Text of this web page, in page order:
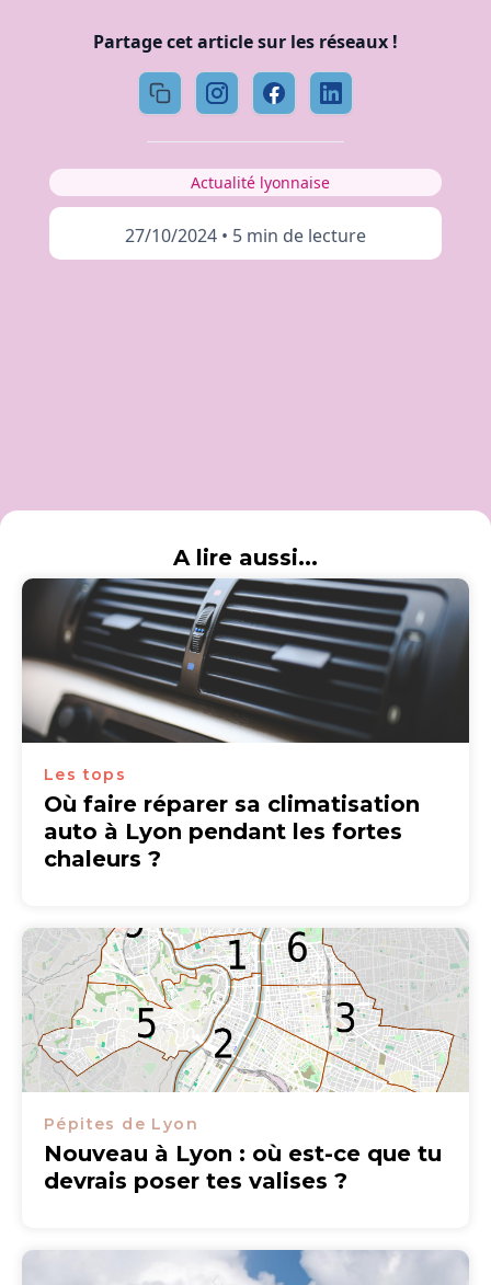
Partage cet article sur les réseaux !
Actualité lyonnaise
27/10/2024 • 5 min de lecture
A lire aussi...
Les tops
Où faire réparer sa climatisation
auto à Lyon pendant les fortes
chaleurs ?
Pépites de Lyon
Nouveau à Lyon : où est-ce que tu
devrais poser tes valises ?